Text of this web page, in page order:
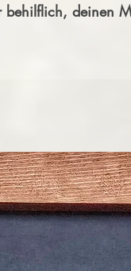
behilflich, deinen